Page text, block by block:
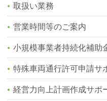
取扱い業務
営業時間等のご案内
小規模事業者持続化補助
特殊車両通行許可申請サ
経営力向上計画作成サポ